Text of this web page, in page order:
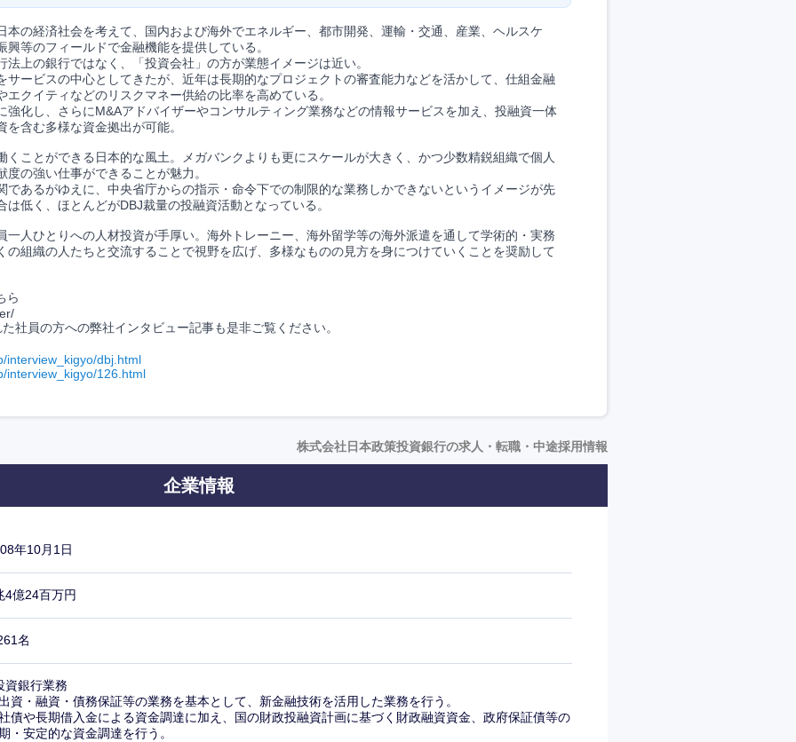
本の経済社会を考えて、国内および海外でエネルギー、都市開発、運輸・交通、産業、ヘルスケ
等のフィールドで金融機能を提供している。
上の銀行ではなく、「投資会社」の方が業態イメージは近い。
サービスの中心としてきたが、近年は長期的なプロジェクトの審査能力などを活かして、仕組金融
クイティなどのリスクマネー供給の比率を高めている。
強化し、さらにM&Aアドバイザーやコンサルティング業務などの情報サービスを加え、投融資一体
含む多様な資金拠出が可能。
くことができる日本的な風土。メガバンクよりも更にスケールが大きく、かつ少数精鋭組織で個人
の強い仕事ができることが魅力。
であるがゆえに、中央省庁からの指示・命令下での制限的な業務しかできないというイメージが先
低く、ほとんどがDBJ裁量の投融資活動となっている。
一人ひとりへの人材投資が手厚い。海外トレーニー、海外留学等の海外派遣を通して学術的・実務
の組織の人たちと交流することで視野を広げ、多様なものの見方を身につけていくことを奨励して
ら
社員の方への弊社インタビュー記事も是非ご覧ください。
interview_kigyo/dbj.html
interview_kigyo/126.html
株式会社日本政策投資銀行の求人・転職・中途採用情報
企業情報
年10月1日
4億24百万円
名
資銀行業務
資・融資・債務保証等の業務を基本として、新金融技術を活用した業務を行う。
債や長期借入金による資金調達に加え、国の財政投融資計画に基づく財政融資資金、政府保証債等の
・安定的な資金調達を行う。